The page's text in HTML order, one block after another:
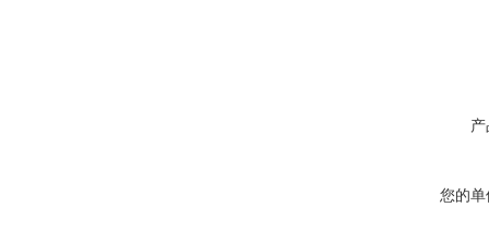
您的单